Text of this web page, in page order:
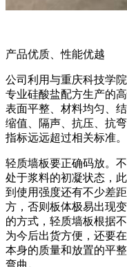
产品优质、性能优越
公司利用与重庆科技学
专业硅酸盐配方生产的
表面平整、材料均匀、
缩值、隔声、抗压、抗
指标远远超过相关标准。
轻质墙板要正确码放。
处于浆料的初凝状态，
到使用强度还有不少差
方，否则板体极易出现
的方式，轻质墙板根据
为今后出货方便，还要
本身的质量和放置的平
弯曲。